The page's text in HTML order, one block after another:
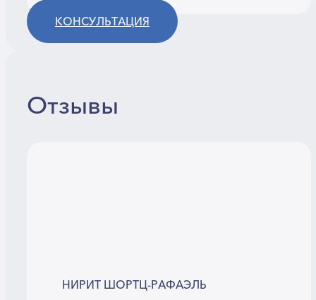
КОНСУЛЬТАЦИЯ
Отзывы
НИРИТ ШОРТЦ-РАФАЭЛЬ